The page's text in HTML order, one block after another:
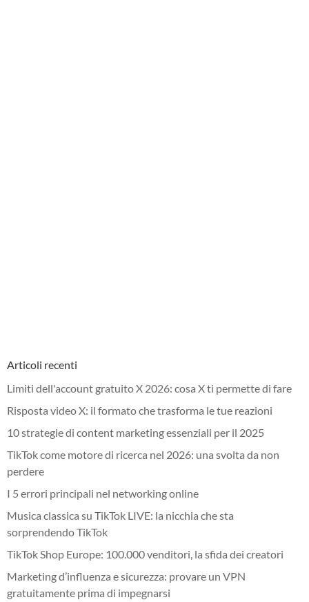
Articoli recenti
Limiti dell'account gratuito X 2026: cosa X ti permette di fare
Risposta video X: il formato che trasforma le tue reazioni
10 strategie di content marketing essenziali per il 2025
TikTok come motore di ricerca nel 2026: una svolta da non
perdere
I 5 errori principali nel networking online
Musica classica su TikTok LIVE: la nicchia che sta
sorprendendo TikTok
TikTok Shop Europe: 100.000 venditori, la sfida dei creatori
Marketing d’influenza e sicurezza: provare un VPN
gratuitamente prima di impegnarsi